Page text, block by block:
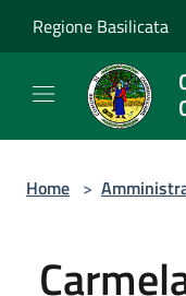
Regione Basilicata
Home >